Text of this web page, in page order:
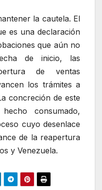
la cautela. El
es una declaración
que aún no
de inicio, las
de ventas
los trámites a
concreción de este
consumado,
cuyo desenlace
de la reapertura
y Venezuela.